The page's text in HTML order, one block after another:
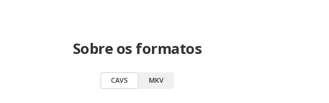
Sobre os formatos
CAVS MKV